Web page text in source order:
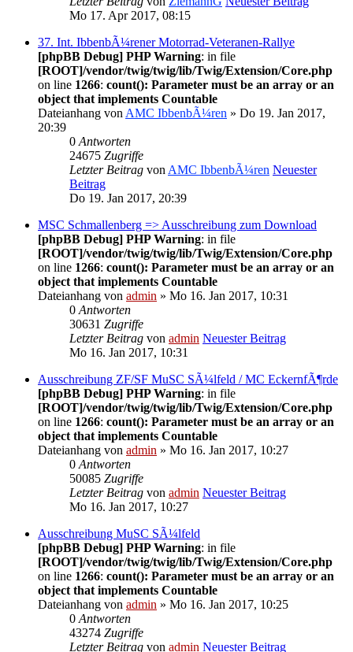
Mo 17. Apr 2017, 08:15
37. Int. IbbenbÃ¼rener Motorrad-Veteranen-Rallye
[phpBB Debug] PHP Warning: in file
[ROOT]/vendor/twig/twig/lib/Twig/Extension/Core.php
on line 1266: count(): Parameter must be an array or an
object that implements Countable
Dateianhang von AMC IbbenbÃ¼ren » Do 19. Jan 2017,
20:39
0 Antworten
24675 Zugriffe
Letzter Beitrag von AMC IbbenbÃ¼ren Neuester
Beitrag
Do 19. Jan 2017, 20:39
MSC Schmallenberg => Ausschreibung zum Download
[phpBB Debug] PHP Warning: in file
[ROOT]/vendor/twig/twig/lib/Twig/Extension/Core.php
on line 1266: count(): Parameter must be an array or an
object that implements Countable
Dateianhang von admin » Mo 16. Jan 2017, 10:31
0 Antworten
30631 Zugriffe
Letzter Beitrag von admin Neuester Beitrag
Mo 16. Jan 2017, 10:31
Ausschreibung ZF/SF MuSC SÃ¼lfeld / MC EckernfÃ¶rde
[phpBB Debug] PHP Warning: in file
[ROOT]/vendor/twig/twig/lib/Twig/Extension/Core.php
on line 1266: count(): Parameter must be an array or an
object that implements Countable
Dateianhang von admin » Mo 16. Jan 2017, 10:27
0 Antworten
50085 Zugriffe
Letzter Beitrag von admin Neuester Beitrag
Mo 16. Jan 2017, 10:27
Ausschreibung MuSC SÃ¼lfeld
[phpBB Debug] PHP Warning: in file
[ROOT]/vendor/twig/twig/lib/Twig/Extension/Core.php
on line 1266: count(): Parameter must be an array or an
object that implements Countable
Dateianhang von admin » Mo 16. Jan 2017, 10:25
0 Antworten
43274 Zugriffe
Letzter Beitrag von admin Neuester Beitrag